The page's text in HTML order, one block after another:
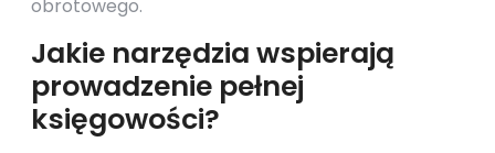
obrotowego.
Jakie narzędzia wspierają
prowadzenie pełnej
księgowości?